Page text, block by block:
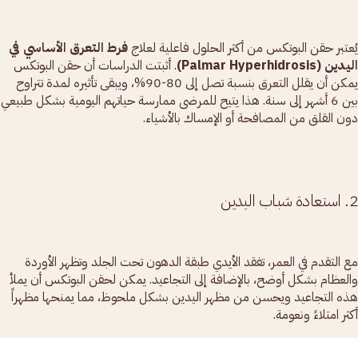
يُعتبر حقن البوتكس من أكثر الحلول فاعلية لعلاجفرط التعرق الأساسي في
اليدين (Palmar Hyperhidrosis)
. أثبتت الدراسات أن حقن البوتكس
يمكن أن يقلل التعرق بنسبة تصل إلى 80-90%، ويبقى تأثيره لمدة تتراوح
بين 6 أشهر إلى سنة. هذا يتيح للمرضى ممارسة حياتهم اليومية بشكل طبيعي
دون القلق من المصافحة أو الإمساك بالأشياء.
2. استعادة شباب اليدين
مع التقدم في العمر، تفقد الأيدي طبقة الدهون تحت الجلد وتظهر الأوردة
والعظام بشكل أوضح، بالإضافة إلى التجاعيد. يمكن لحقن البوتكس أن يملأ
هذه التجاعيد ويحسن من مظهر اليدين بشكل ملحوظ، مما يمنحها مظهراً
أكثر امتلاءً ونعومة.